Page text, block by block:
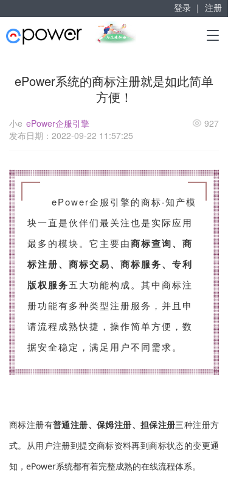
T
l
a
a
t
i
o
n
赋能“大众创业”
掘金万亿企业服务市场！
登录 ｜ 注册
ePower系统的商标注册就是如此简单
方便！
小e ePower企服引擎
发布日期：2022-09-22 11:57:25
927
ePower企服引擎的商标·知产模
块一直是伙伴们最关注也是实际应用
最多的模块。它主要由商标查询、 商
标注册、商标交易、商标服务、专利
版权服务五大功能构成。其中商标注
册功能有多种类型注册服务，并且申
请流程成熟快捷，操作简单方便，数
据安全稳定，满足用户不同需求。
商标注册有普通注册、保姆注册、担保注册三种注册方
式。从用户注册到提交商标资料再到商标状态的变更通
知，ePower系统都有着完整成熟的在线流程体系。